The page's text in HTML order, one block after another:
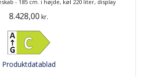
- 185 cm. i højde, køl 220 liter, display
8.428,00 kr.
Produktdatablad